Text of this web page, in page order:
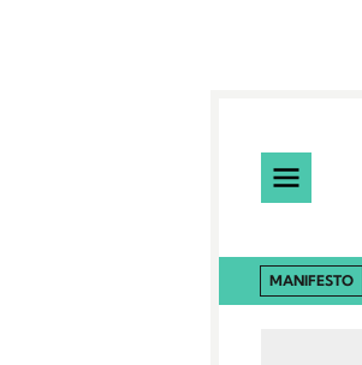
MANIFESTO